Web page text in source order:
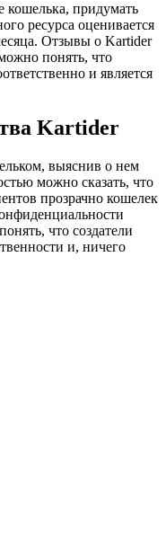
кошелька, придумать
ресурса оценивается
Отзывы о Kartider
понять, что
и является
Kartider
выяснив о нем
можно сказать, что
прозрачно кошелек
что создатели
и, ничего